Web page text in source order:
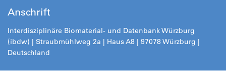
Anschrift
Interdisziplinäre Biomaterial- und Datenbank Würzburg
(ibdw) | Straubmühlweg 2a | Haus A8 | 97078 Würzburg |
Deutschland